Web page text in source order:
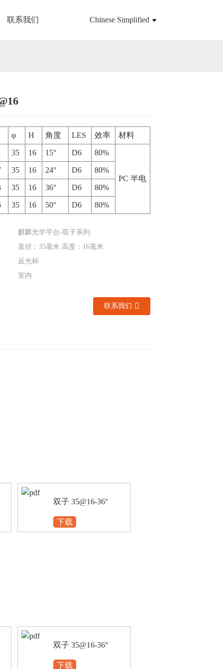
联系我们 Chinese Simplified
φ H 角度 LES 效率 材料
35 16 15° D6 80%
PC 半电
35 16 24° D6 80%
35 16 36° D6 80%
35 16 50° D6 80%
麒麟光学平台-双子系列
直径：35毫米 高度：16毫米
反光杯
室内
联系我们
双子 35@16-36°
下载
双子 35@16-36°
下载